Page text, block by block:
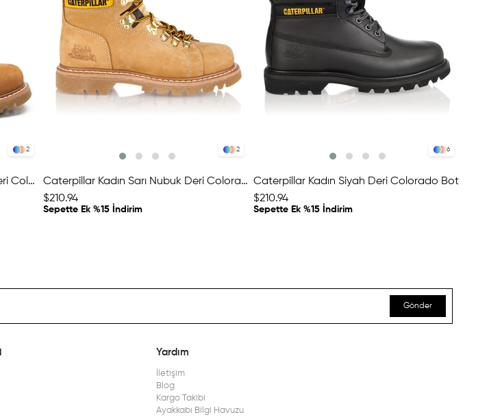
2
Caterpillar Kadın Camel Nubuk Deri Colorado Bot
2
Caterpillar Kadın Sarı Nubuk Deri Colorado Bot
$210.94
Sepette Ek %15 İndirim
6
Caterpillar Kadın Siyah Deri Colorado Bot
$210.94
Sepette Ek %15 İndirim
Gönder
Yardım
İletişim
Blog
Kargo Takibi
Ayakkabı Bilgi Havuzu